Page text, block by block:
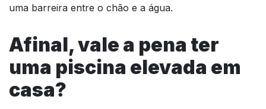
uma barreira entre o chão e a água.
Afinal, vale a pena ter
uma piscina elevada em
casa?